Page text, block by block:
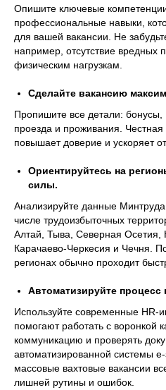
Опишите ключевые
профессиональные навыки,
для вашей вакансии. Не
например, отсутствие вредных
физическим нагрузкам.
Сделайте вакансию
Пропишите все детали: бонусы,
проезда и проживания.
повышает доверие и ускоряет
Ориентируйтесь на
силы.
Анализируйте данные
числе трудоизбыточных
Алтай, Тыва, Северная Осетия,
Карачаево-Черкесия и Чечня.
регионах обычно проходит
Автоматизируйте процесс
Используйте современные HR-
помогают работать с воронкой
коммуникацию и проверять
автоматизированной системы
массовые вахтовые вакансии
лишней рутины и ошибок.